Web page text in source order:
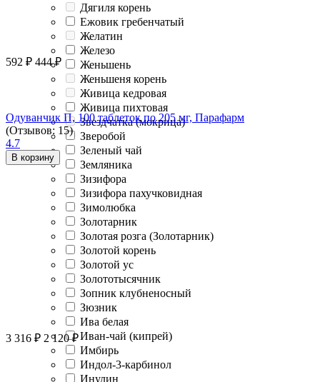
Дягиля корень
Ежовик гребенчатый
Желатин
Железо
Женьшень
Женьшеня корень
Живица кедровая
Живица пихтовая
Звездчатка (мокрица)
Зверобой
Зеленый чай
Земляника
Зизифора
Зизифора пахучковидная
Зимолюбка
Золотарник
Золотая розга (Золотарник)
Золотой корень
Золотой ус
Золототысячник
Зопник клубненосный
Зюзник
Ива белая
Иван-чай (кипрей)
Имбирь
Индол-3-карбинол
Инулин
592 ₽ 444 ₽
Одуванчик П, 100 таблеток по 205 мг, Парафарм
(Отзывов: 15)
4.7
В корзину
3 316 ₽ 2 120 ₽